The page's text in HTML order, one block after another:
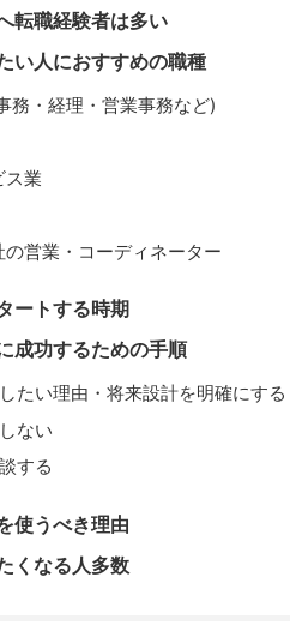
転職経験者は多い
い人におすすめの職種
・経理・営業事務など)
業
営業・コーディネーター
ートする時期
成功するための手順
たい理由・将来設計を明確にする
ない
する
使うべき理由
くなる人多数